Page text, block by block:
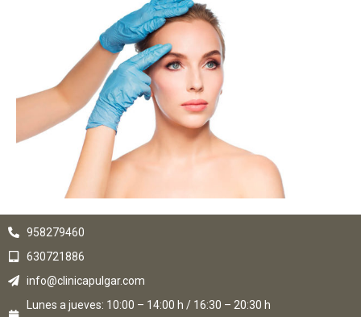
958279460
630721886
info@clinicapulgar.com
Lunes a jueves: 10:00 – 14:00 h / 16:30 – 20:30 h